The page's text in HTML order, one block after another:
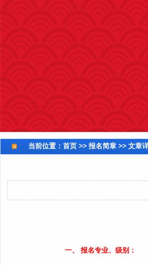
当前位置： 首页 >> 报名简章 >> 文章
一、 报名专业、级别：